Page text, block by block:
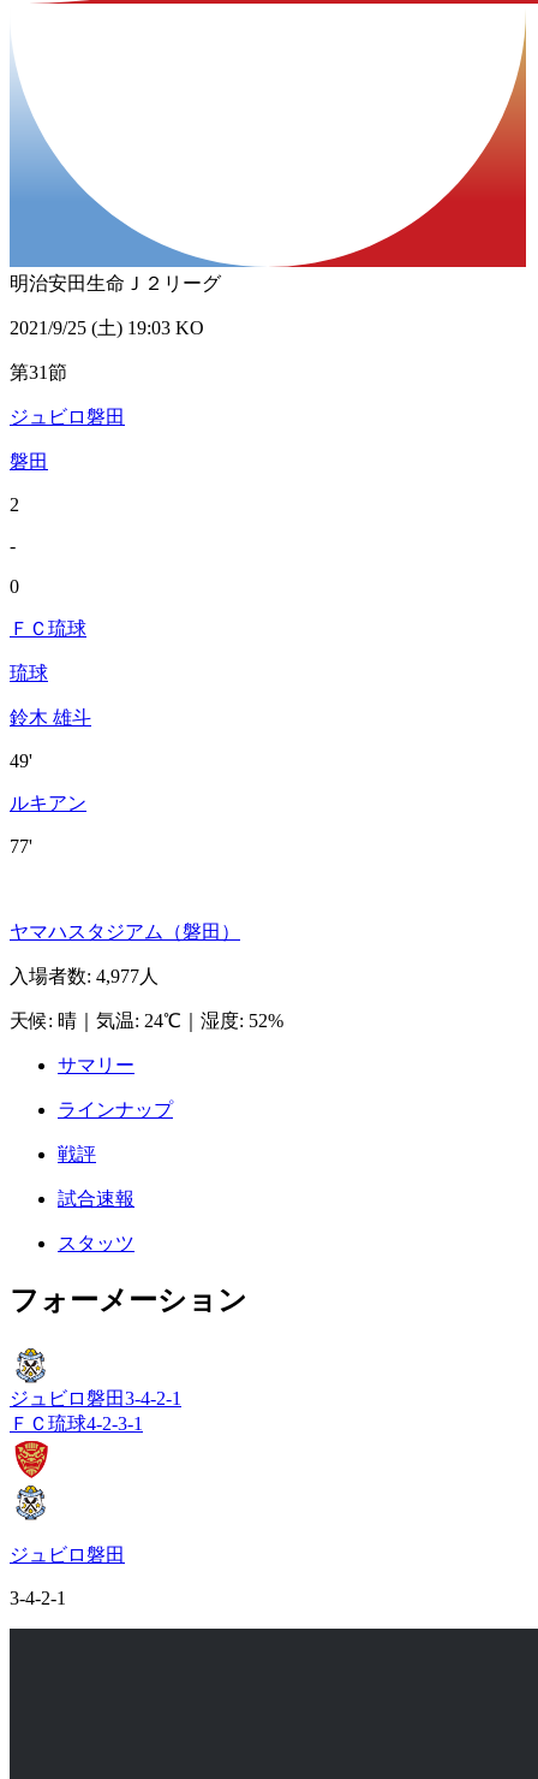
明治安田生命Ｊ２リーグ
2021/9/25 (土) 19:03 KO
第31節
ジュビロ磐田
磐田
2
-
0
ＦＣ琉球
琉球
鈴木 雄斗
49'
ルキアン
77'
ヤマハスタジアム（磐田）
入場者数: 4,977人
天候: 晴 気温: 24℃ 湿度: 52%
サマリー
ラインナップ
戦評
試合速報
スタッツ
フォーメーション
ジュビロ磐田3-4-2-1
ＦＣ琉球4-2-3-1
ジュビロ磐田
3-4-2-1